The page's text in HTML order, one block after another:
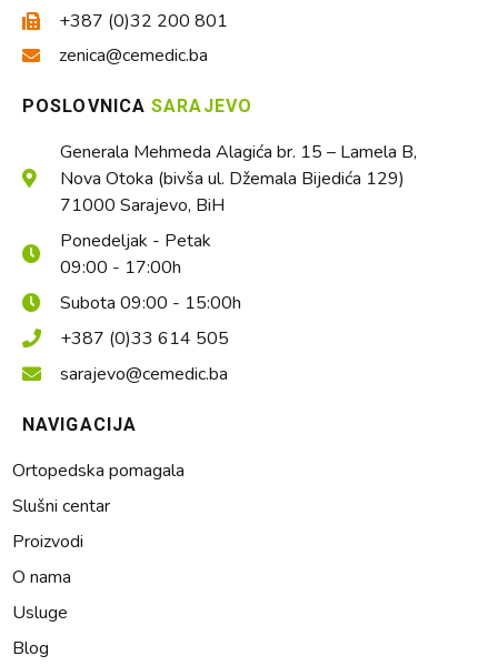
+387 (0)32 200 801
zenica@cemedic.ba
POSLOVNICASARAJEVO
Generala Mehmeda Alagića br. 15 – Lamela B,
Nova Otoka (bivša ul. Džemala Bijedića 129)
71000 Sarajevo, BiH
Ponedeljak - Petak
09:00 - 17:00h
Subota 09:00 - 15:00h
+387 (0)33 614 505
sarajevo@cemedic.ba
NAVIGACIJA
Ortopedska pomagala
Slušni centar
Proizvodi
O nama
Usluge
Blog